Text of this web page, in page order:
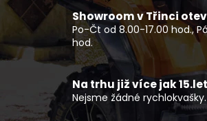
v
k
v
p
i
Showroom v Třinci
Po-Čt od 8.00-17.00 hod.,
hod.
Na trhu již více jak 15.let
Nejsme žádné rychlokvašky.